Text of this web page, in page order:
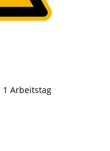
1 Arbeitstag